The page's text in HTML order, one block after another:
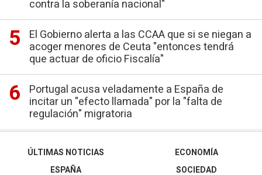
contra la soberanía nacional"
El Gobierno alerta a las CCAA que si se niegan a
acoger menores de Ceuta "entonces tendrá
que actuar de oficio Fiscalía"
Portugal acusa veladamente a España de
incitar un "efecto llamada" por la "falta de
regulación" migratoria
ÚLTIMAS NOTICIAS
ESPAÑA
ECONOMÍA
SOCIEDAD